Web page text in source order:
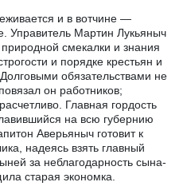
и в вотчине —
Управитель Мартин Лукьяныч
смекалки и знания
и порядке крестьян и
обязательствами не
он работников;
Главная гордость
на всю губернию
Аверьяныч готовит к
надеясь взять главный
за неблагодарность сына-
старая экономка.